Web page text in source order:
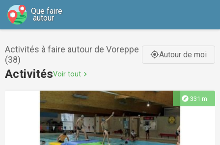
Que faire
autour
Activités à faire autour de Voreppe
(38)
gps_fixedAutour de moi
ActivitésVoir tout chevron_right
explore 331 m